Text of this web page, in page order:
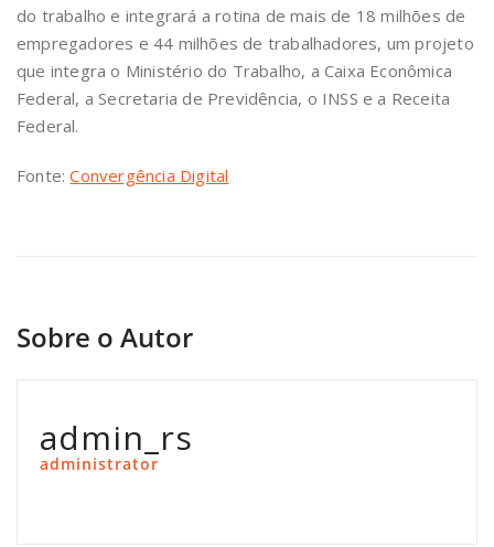
do trabalho e integrará a rotina de mais de 18 milhões de
empregadores e 44 milhões de trabalhadores, um projeto
que integra o Ministério do Trabalho, a Caixa Econômica
Federal, a Secretaria de Previdência, o INSS e a Receita
Federal.
Fonte:Convergência Digital
Sobre o Autor
admin_rs
administrator